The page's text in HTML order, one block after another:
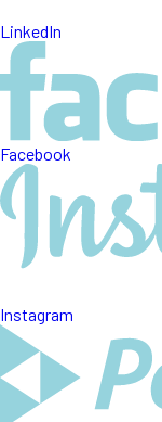
LinkedIn
Facebook
Instagram